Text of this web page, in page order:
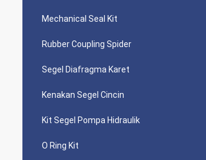
Mechanical Seal Kit
Rubber Coupling Spider
Segel Diafragma Karet
Kenakan Segel Cincin
Kit Segel Pompa Hidraulik
O Ring Kit